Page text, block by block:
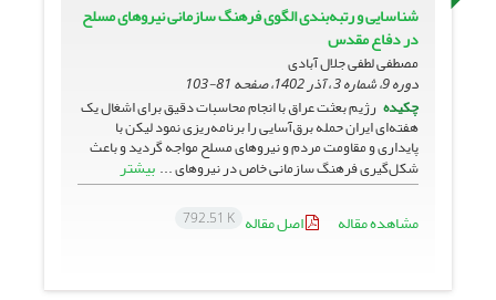
شناسایی و رتبه‌بندی الگوی فرهنگ سازمانی نیروهای مسلح
در دفاع مقدس
مصطفی لطفی جلال آبادی
دوره 9، شماره 3 ، آذر 1402، صفحه
81-103
چکیده رژیم بعثت عراق با انجام محاسبات دقیق برای اشغال یک
هفته‌ای ایران حمله برق‌آسایی را برنامه‌ریزی نمود لیکن با
پایداری و مقاومت مردم و نیروهای مسلح مواجه گردید و باعث
شکل‌گیری فرهنگ سازمانی خاص در نیروهای ... بیشتر
مشاهده مقاله
اصل مقاله 792.51 K